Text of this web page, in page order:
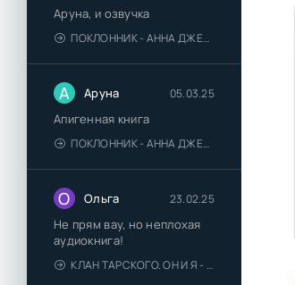
Аруна, и озвучка
ПОКЛОННИК - АННА ДЖЕЙН
А Аруна 05.03.25
Апигенная книга
ПОКЛОННИК - АННА ДЖЕЙН
О Ольга 23.02.25
Не прям вау, но неплохая
аудиокнига!
КЛАН ТАРСКОГО. ОН И Я - ЕЛЕНА ТОДОРОВА (1)